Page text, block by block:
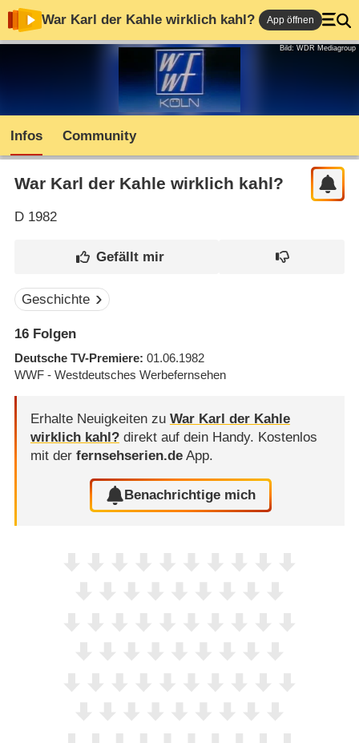
War Karl der Kahle wirklich kahl? App öffnen
Bild: WDR Mediagroup
Infos Community
War Karl der Kahle wirklich kahl?
D1982
Geschichte
16Folgen
Deutsche TV-Premiere 01.06.1982
WWF - Westdeutsches Werbefernsehen
Erhalte Neuigkeiten zu War Karl der Kahle
wirklich kahl?direkt auf dein Handy. Kostenlos
mit der fernsehserien.deApp.
Benachrichtige mich